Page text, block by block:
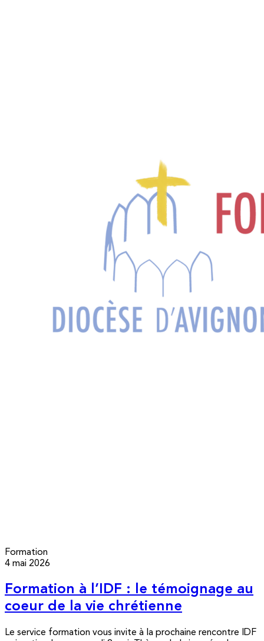
Formation
4 mai 2026
Formation à l’IDF : le témoignage au
coeur de la vie chrétienne
Le service formation vous invite à la prochaine rencontre IDF